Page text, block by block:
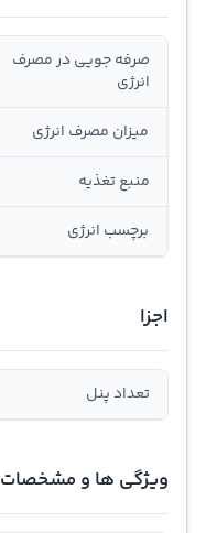
صرفه جویی در مصرف
انرژی
ميزان مصرف انرژی
منبع تغذیه
برچسب انرژی
اجزا
تعداد پنل
ویژگی ها و مشخصات